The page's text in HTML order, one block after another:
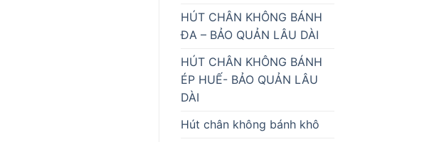
HÚT CHÂN KHÔNG BÁNH
ĐA – BẢO QUẢN LÂU DÀI
HÚT CHÂN KHÔNG BÁNH
ÉP HUẾ- BẢO QUẢN LÂU
DÀI
Hút chân không bánh khô